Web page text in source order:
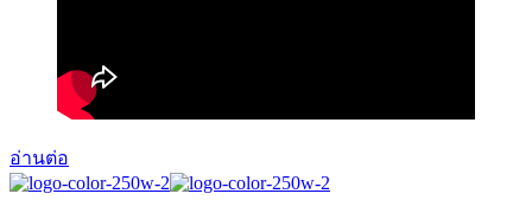
อ่านต่อ